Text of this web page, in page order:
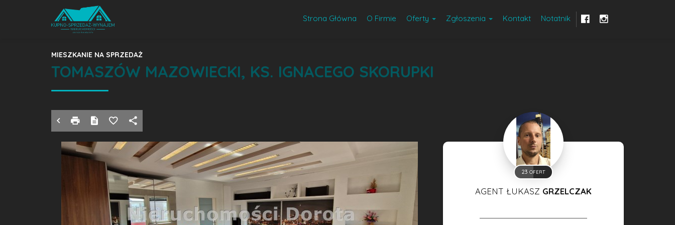
Strona Główna O Firmie Oferty Zgłoszenia Kontakt Notatnik
TOMASZÓW MAZOWIECKI, KS. IGNACEGO SKORUPKI
MIESZKANIE NA SPRZEDAŻ
23 OFERT
AGENT ŁUKASZ GRZELCZAK